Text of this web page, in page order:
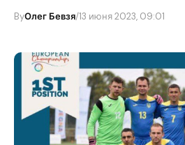
ByОлег Бевзя/13 июня 2023, 09:01